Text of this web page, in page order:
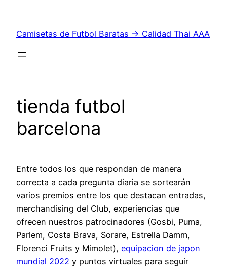
contenido
Camisetas de Futbol Baratas → Calidad Thai AAA
tienda futbol
barcelona
Entre todos los que respondan de manera
correcta a cada pregunta diaria se sortearán
varios premios entre los que destacan entradas,
merchandising del Club, experiencias que
ofrecen nuestros patrocinadores (Gosbi, Puma,
Parlem, Costa Brava, Sorare, Estrella Damm,
Florenci Fruits y Mimolet), equipacion de japon
mundial 2022 y puntos virtuales para seguir